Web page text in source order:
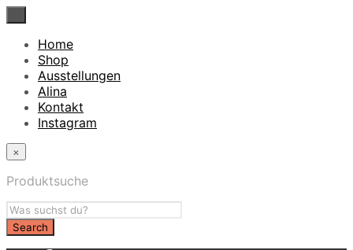
Home
Shop
Ausstellungen
Alina
Kontakt
Instagram
×
Produktsuche